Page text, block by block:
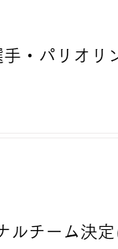
・パリオリ
チーム決定